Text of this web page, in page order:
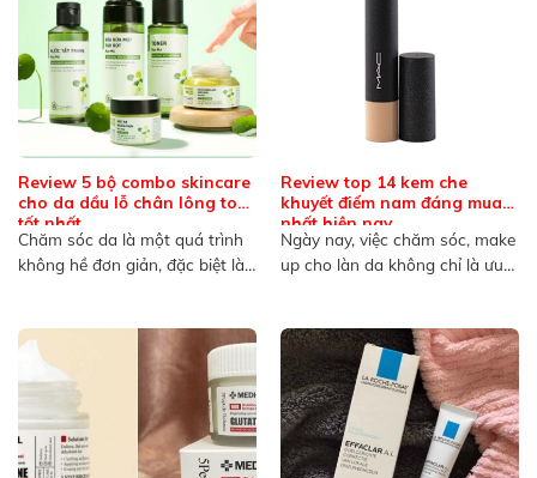
Review 5 bộ combo skincare
cho da dầu lỗ chân lông to
tốt nhất
Chăm sóc da là một quá trình
không hề đơn giản, đặc biệt là
Review top 14 kem che
khuyết điểm nam đáng mua
nhất hiện nay
Ngày nay, việc chăm sóc, make
up cho làn da không chỉ là ưu